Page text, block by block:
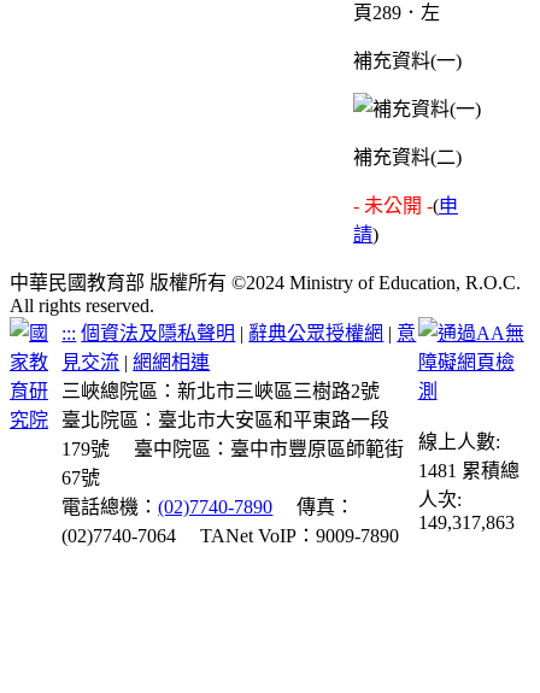
頁289．左
補充資料(一)
補充資料(二)
- 未公開 -(申
請)
中華民國教育部 版權所有 ©2024 Ministry of Education, R.O.C.
All rights reserved.
::: 個資法及隱私聲明 | 辭典公眾授權網 | 意
見交流 |網網相連
三峽總院區：新北市三峽區三樹路2號
臺北院區：臺北市大安區和平東路一段
179號
臺中院區：臺中市豐原區師範街
67號
電話總機：(02)7740-7890
傳真：
(02)7740-7064
TANet VoIP：9009-7890
線上人數:
1481 累積總
人次:
149,317,863